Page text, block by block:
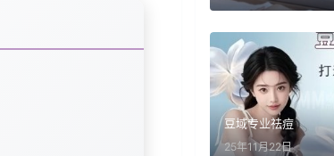
豆域专业祛痘
25年11月22日